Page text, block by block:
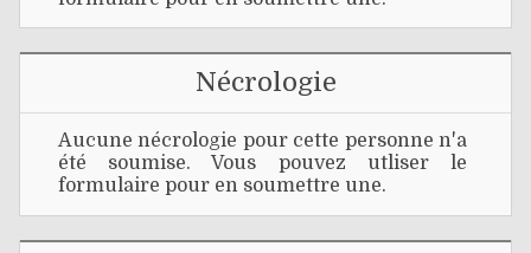
Nécrologie
Aucune nécrologie pour cette personne n'a
été soumise. Vous pouvez utliser le
formulaire pour en soumettre une.